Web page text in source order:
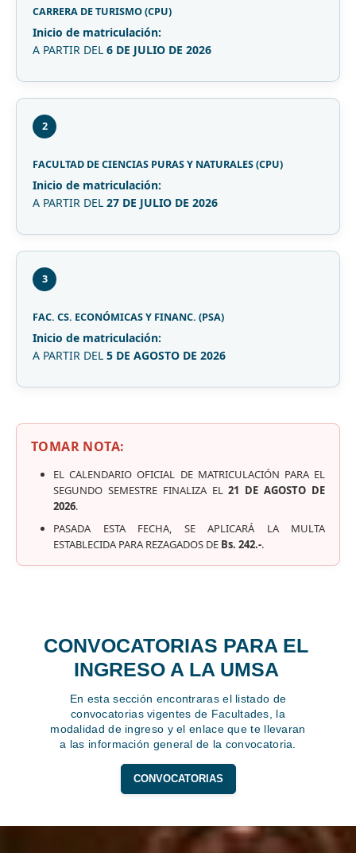
CARRERA DE TURISMO (CPU)
Inicio de matriculación:
A PARTIR DEL 6 DE JULIO DE 2026
2
FACULTAD DE CIENCIAS PURAS Y NATURALES (CPU)
Inicio de matriculación:
A PARTIR DEL 27 DE JULIO DE 2026
3
FAC. CS. ECONÓMICAS Y FINANC. (PSA)
Inicio de matriculación:
A PARTIR DEL 5 DE AGOSTO DE 2026
TOMAR NOTA:
EL CALENDARIO OFICIAL DE MATRICULACIÓN PARA EL
SEGUNDO SEMESTRE FINALIZA EL21 DE AGOSTO DE
2026.
PASADA ESTA FECHA, SE APLICARÁ LA MULTA
ESTABLECIDA PARA REZAGADOS DE Bs. 242.-.
CONVOCATORIAS PARA EL
INGRESO A LA UMSA
En esta sección encontraras el listado de
convocatorias vigentes de Facultades, la
modalidad de ingreso y el enlace que te llevaran
a las información general de la convocatoria.
CONVOCATORIAS